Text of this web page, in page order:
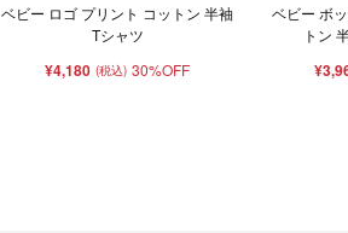
ベビー ロゴ プリント コットン 半袖
Tシャツ
¥4,180 (税込) 30%OFF
ベビー ボ
トン